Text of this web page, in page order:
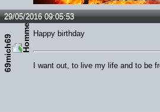
Lien :http://heavymetalreviews.fr/
29/05/2016 09:05:53
69mich69
Happy birthday
I want out, to live my life and to be